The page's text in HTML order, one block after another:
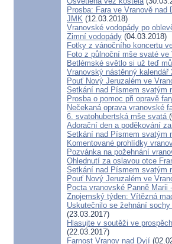
Prosba: Fara ve Vranově
JMK (12.03.2018)
Vranovské vodopády po
Zimní vodopády (04.03.2018)
Fotky z vánočního koncertu
Foto z půlnoční mše svaté ve
Betlémské světlo si už teď
Vranovský nástěnný kalendář
Pouť Nový Jeruzalém ve
Setkání nad Písmem svatým
Prosba o pomoc při opravě
Nečekaná oprava vranovské
6. svatohubertská mše svatá
Adorační den a poděkování
Setkání nad Písmem svatým
Komentované prohlídky
Pozvánka na požehnání
Ohlednutí za oslavou otce
Setkání nad Písmem svatým
Pouť Nový Jeruzalém ve
Pocta vranovské Panně Marii
Znojemský týden: Vítězná
Uskutečnilo se žehnání
(23.03.2017)
Hlasujte v soutěži ve
(22.03.2017)
Farnost Vranov nad Dyjí